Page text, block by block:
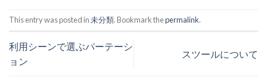
い
ウ
ド
ウ
し
て
さ
い
This entry was posted in未分類. Bookmark thepermalink.
利用シーンで選ぶパーテーシ
ョン
スツールについて